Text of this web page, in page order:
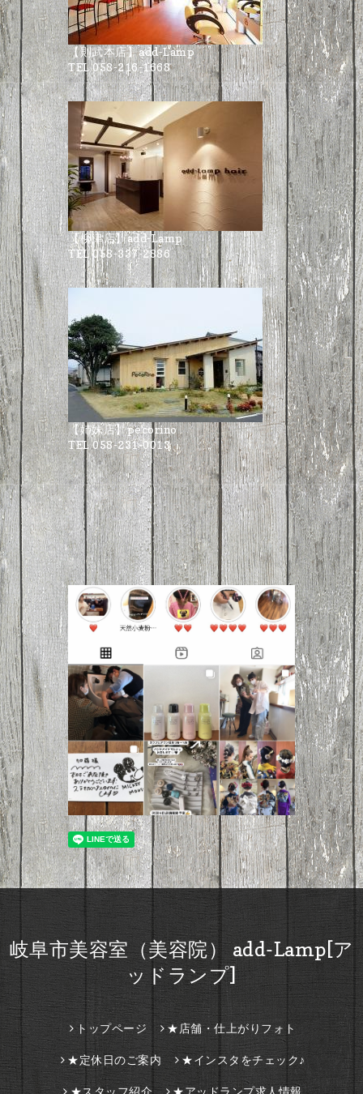
【則武本店】add-Lamp
TEL 058-216-1668
【柳津店】add-Lamp
TEL 058-337-2886
【姉妹店】pecorino
TEL 058-231-0013
岐阜市美容室（美容院） add-Lamp[ア
ッドランプ]
トップページ ★店舗・仕上がりフォト
★定休日のご案内 ★インスタをチェック♪